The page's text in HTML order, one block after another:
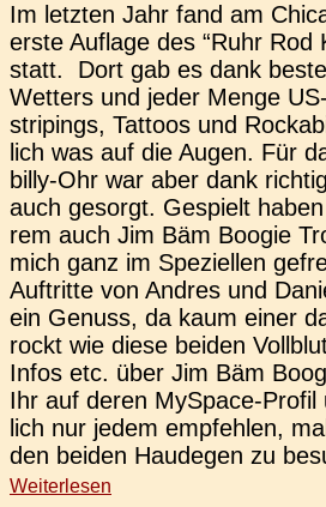
Im letz­ten Jahr fand am
erste Auf­la­ge des “Ruhr Rod
statt. Dort gab es dank
Wet­­ters und jeder Menge
stri­pings, Tat­toos und
lich was auf die Augen. Für
bil­­ly-Ohr war aber dank
auch gesorgt. Gespielt
rem auch Jim Bäm Boogie
mich ganz im Spe­zi­el­len
Auf­trit­te von Andres und
ein Genuss, da kaum einer
rockt wie diese beiden
Infos etc. über Jim Bäm
Ihr auf deren MySpace-
lich nur jedem emp­feh­len,
den beiden Hau­de­gen zu
Weiterlesen